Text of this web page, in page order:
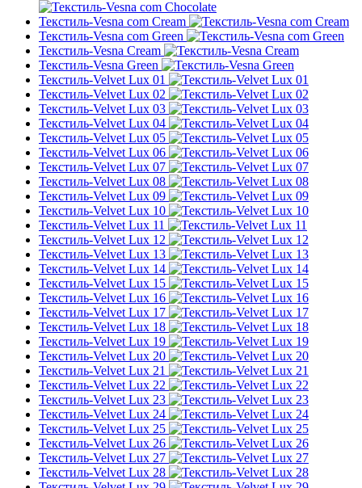
Текстиль-Vesna com Cream
Текстиль-Vesna com Green
Текстиль-Vesna Cream
Текстиль-Vesna Green
Текстиль-Velvet Lux 01
Текстиль-Velvet Lux 02
Текстиль-Velvet Lux 03
Текстиль-Velvet Lux 04
Текстиль-Velvet Lux 05
Текстиль-Velvet Lux 06
Текстиль-Velvet Lux 07
Текстиль-Velvet Lux 08
Текстиль-Velvet Lux 09
Текстиль-Velvet Lux 10
Текстиль-Velvet Lux 11
Текстиль-Velvet Lux 12
Текстиль-Velvet Lux 13
Текстиль-Velvet Lux 14
Текстиль-Velvet Lux 15
Текстиль-Velvet Lux 16
Текстиль-Velvet Lux 17
Текстиль-Velvet Lux 18
Текстиль-Velvet Lux 19
Текстиль-Velvet Lux 20
Текстиль-Velvet Lux 21
Текстиль-Velvet Lux 22
Текстиль-Velvet Lux 23
Текстиль-Velvet Lux 24
Текстиль-Velvet Lux 25
Текстиль-Velvet Lux 26
Текстиль-Velvet Lux 27
Текстиль-Velvet Lux 28